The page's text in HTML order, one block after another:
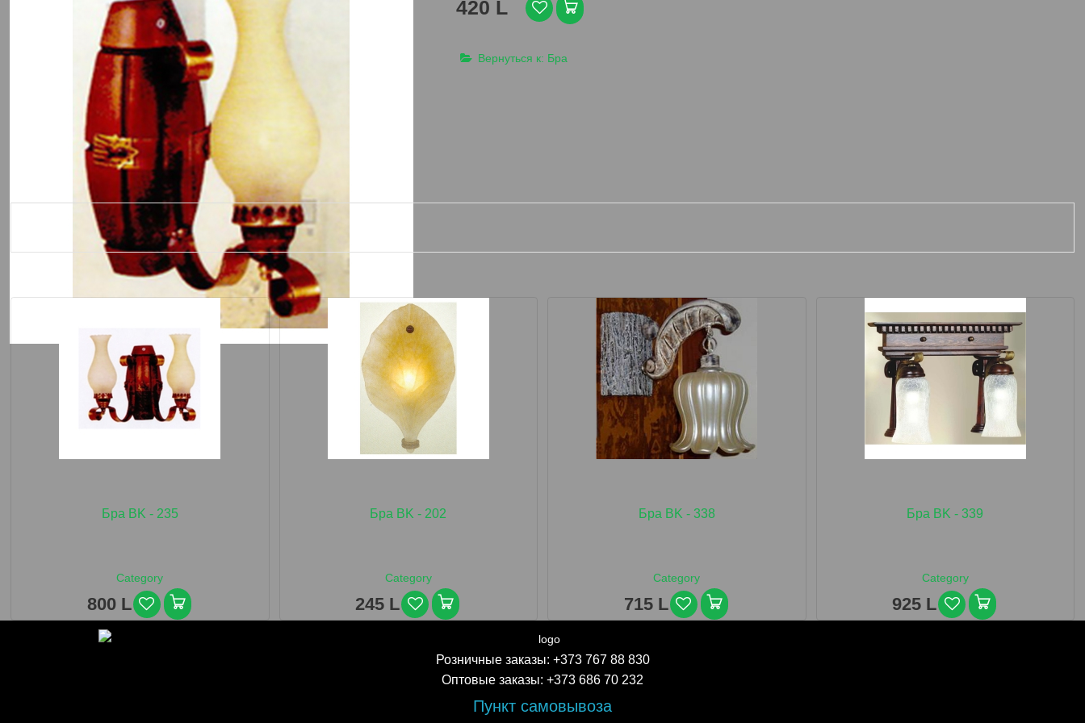
420 L
Вернуться к: Бра
Бра BK - 235
Category
800 L
Бра BK - 202
Category
245 L
Бра BK - 338
Category
715 L
Бра BK - 339
Category
925 L
Розничные заказы: +373 767 88 830
Оптовые заказы: +373 686 70 232
Пункт самовывоза